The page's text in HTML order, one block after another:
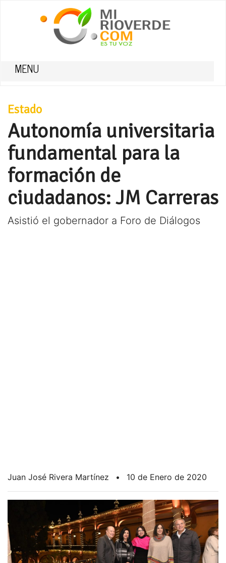
MENU
Estado
Autonomía universitaria
fundamental para la
formación de
ciudadanos: JM Carreras
Asistió el gobernador a Foro de Diálogos
Juan José Rivera Martínez • 10 de Enero de 2020